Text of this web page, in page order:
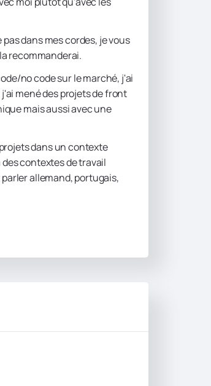
pas dans mes cordes, je vous
recommanderai.
no code sur le marché, j'ai
mené des projets de front
mais aussi avec une
dans un contexte
contextes de travail
allemand, portugais,